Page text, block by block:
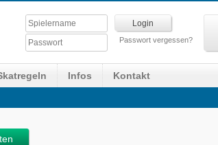
Passwort vergessen?
Infos Kontakt